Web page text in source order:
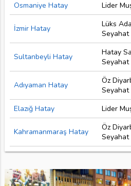
Osmaniye Hatay Lider
İzmir Hatay
Lüks
Seyahat
Sultanbeyli Hatay
Hatay
Seyahat
Adıyaman Hatay
Öz
Seyahat
Elazığ Hatay Lider
Kahramanmaraş Hatay
Öz
Seyahat